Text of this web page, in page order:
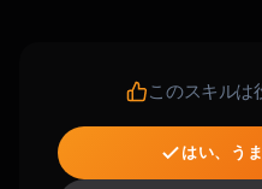
このスキルは
はい、う